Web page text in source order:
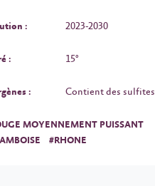
: 2023-2030
: 15°
: Contient des sulfites
MOYENNEMENT PUISSANT
#RHONE